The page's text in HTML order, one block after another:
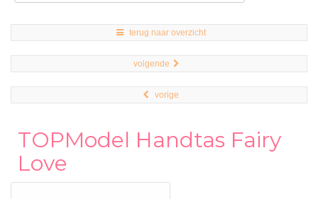
terug naar overzicht
volgende
vorige
TOPModel Handtas Fairy
Love